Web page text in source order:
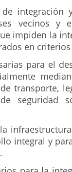
integración
vecinos y
impiden la
en
para el
transporte,
seguridad
integral y